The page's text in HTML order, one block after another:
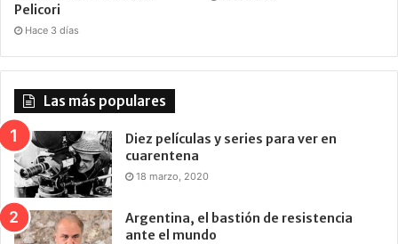
Pelicori
Hace 3 días
Las más populares
Diez películas y series para ver en
cuarentena
18 marzo, 2020
Argentina, el bastión de resistencia
ante el mundo